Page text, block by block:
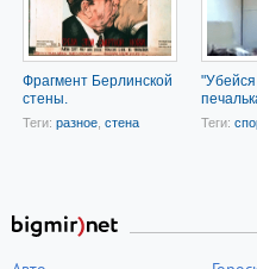
Фрагмент Берлинской
стены.
Теги: разное стена Теги: